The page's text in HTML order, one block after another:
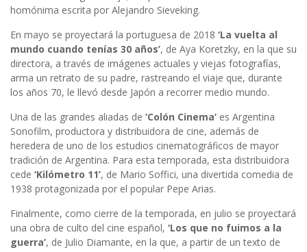
homónima escrita por Alejandro Sieveking.
En mayo se proyectará la portuguesa de 2018 ‘La vuelta al
mundo cuando tenías 30 años’, de Aya Koretzky, en la que su
directora, a través de imágenes actuales y viejas fotografías,
arma un retrato de su padre, rastreando el viaje que, durante
los años 70, le llevó desde Japón a recorrer medio mundo.
Una de las grandes aliadas de ‘Colón Cinema’ es Argentina
Sonofilm, productora y distribuidora de cine, además de
heredera de uno de los estudios cinematográficos de mayor
tradición de Argentina. Para esta temporada, esta distribuidora
cede ‘Kilómetro 11’, de Mario Soffici, una divertida comedia de
1938 protagonizada por el popular Pepe Arias.
Finalmente, como cierre de la temporada, en julio se proyectará
una obra de culto del cine español, ‘Los que no fuimos a la
guerra’, de Julio Diamante, en la que, a partir de un texto de